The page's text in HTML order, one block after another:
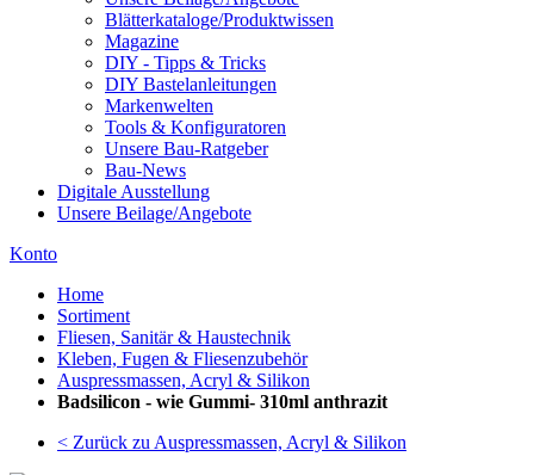
Blätterkataloge/Produktwissen
Magazine
DIY - Tipps & Tricks
DIY Bastelanleitungen
Markenwelten
Tools & Konfiguratoren
Unsere Bau-Ratgeber
Bau-News
Digitale Ausstellung
Unsere Beilage/Angebote
Konto
Home
Sortiment
Fliesen, Sanitär & Haustechnik
Kleben, Fugen & Fliesenzubehör
Auspressmassen, Acryl & Silikon
Badsilicon - wie Gummi- 310ml anthrazit
< Zurück zu Auspressmassen, Acryl & Silikon